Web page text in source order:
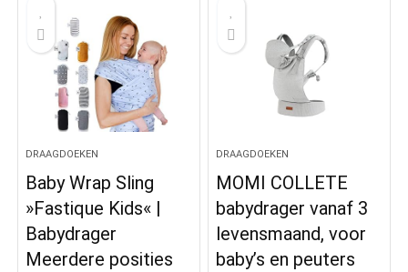
DRAAGDOEKEN
Baby Wrap Sling
»Fastique Kids« |
Babydrager
Meerdere posities
DRAAGDOEKEN
MOMI COLLETE
babydrager vanaf 3
levensmaand, voor
baby’s en peuters